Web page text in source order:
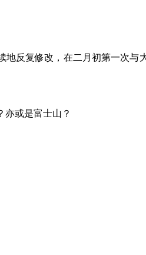
反复修改，在二月初第一次与
亦或是富士山？